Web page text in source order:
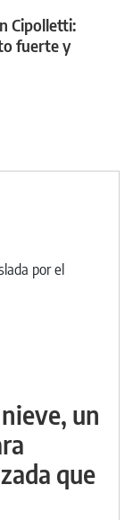
Cipolletti:
fuerte y
un
que